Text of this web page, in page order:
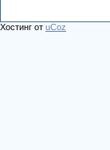
Хостинг от uCoz